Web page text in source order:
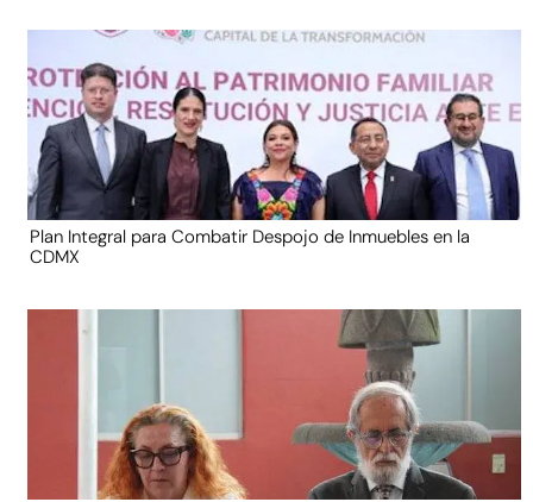
Plan Integral para Combatir Despojo de Inmuebles en la
CDMX